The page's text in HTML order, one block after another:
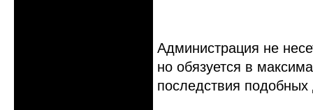
Администрация не
но обязуется в
последствия подобных